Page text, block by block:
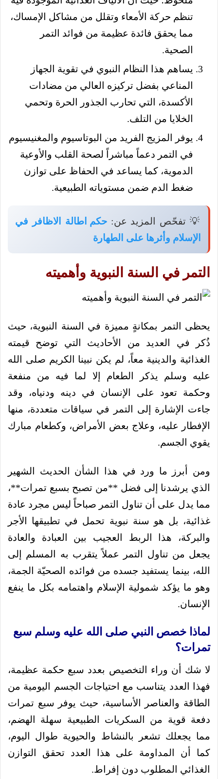
تنظم حركة الأمعاء وتقلل من مشاكل الإمساك،
مما يحقق فائدة عظيمة من فوائد التمر
الصحية.
يساهم هذا النظام النبوي في تقوية الجهاز
المناعي بفضل تركيزه العالي من مضادات
الأكسدة، التي تحارب الجذور الحرة وتحمي
الخلايا من التلف.
يوفر المزيج الفريد من البوتاسيوم والمغنيسيوم
في التمر دعماً مباشراً لصحة القلب والأوعية
الدموية، كما يساعد في الحفاظ على توازن
ضغط الدم ضمن مستوياته الطبيعية.
💡 تفحّص المزيد عن:حكم اطالة الاظافر في
الإسلام وأثرها على الطهارة
التمر في السنة النبوية وأهميته
يحظى التمر بمكانةٍ مميزة في السنة النبوية، حيث
ذُكر في العديد من الأحاديث التي توضح قيمته
الغذائية والدينية معاً، لم يكن نبينا الكريم صلى الله
عليه وسلم يذكر الطعام إلا لما فيه من منفعة
وحكمة تعود على الإنسان في دينه ودنياه، وقد
جاءت الإشارة إلى التمر في سياقات متعددة، منها
الإفطار عليه، وعلاج بعض الأمراض، وكطعام مبارك
يقوي الجسم.
ومن أبرز ما ورد في هذا الشأن الحديث الشهير
الذي يرشدنا إلى فضل **من تصبح بسبع تمرات**،
مما يدل على أن تناول التمر صباحاً ليس مجرد عادة
غذائية، بل هو سنة نبوية تحمل في تطبيقها الأجر
والبركة، هذا الربط العجيب بين العبادة والعادة
يجعل من تناول التمر عملاً يتقرب به المسلم إلى
الله، بينما يستفيد جسده من فوائده الصحيّة الجمة،
وهو ما يؤكد شمولية الإسلام واهتمامه بكل ما ينفع
الإنسان.
لماذا خصص النبي صلى الله عليه وسلم سبع
تمرات؟
لا شك أن وراء التخصيص بعدد سبع حكمة عظيمة،
فهذا العدد يتناسب مع احتياجات الجسم اليومية من
الطاقة والعناصر الأساسية، حيث يوفر سبع تمرات
دفعة قوية من السكريات الطبيعية سهلة الهضم،
مما يجعلك تشعر بالنشاط والحيوية طوال اليوم،
كما أن المداومة على هذا العدد تحقق التوازن
الغذائي المطلوب دون إفراط.